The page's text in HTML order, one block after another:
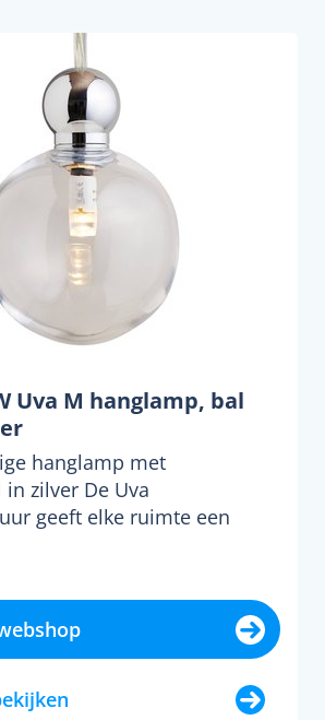
Uva M hanglamp, bal
hanglamp met
zilver De Uva
geeft elke ruimte een